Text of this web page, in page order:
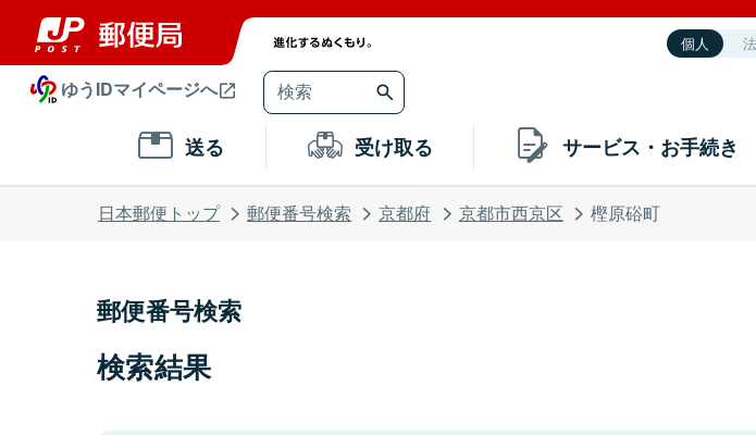
個人
ゆうIDマイページへ
送る 受け取る サービス・お手続き
日本郵便トップ 郵便番号検索 京都府 京都市西京区 樫原硲町
郵便番号検索
検索結果